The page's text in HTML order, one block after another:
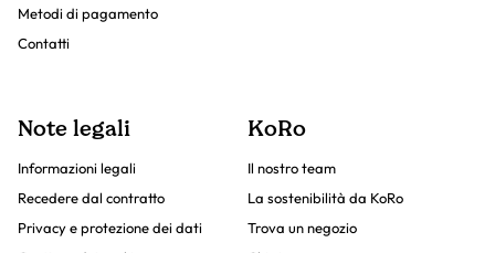
Metodi di pagamento
Contatti
Note legali
Informazioni legali
Recedere dal contratto
Privacy e protezione dei dati
KoRo
Il nostro team
La sostenibilità da KoRo
Trova un negozio